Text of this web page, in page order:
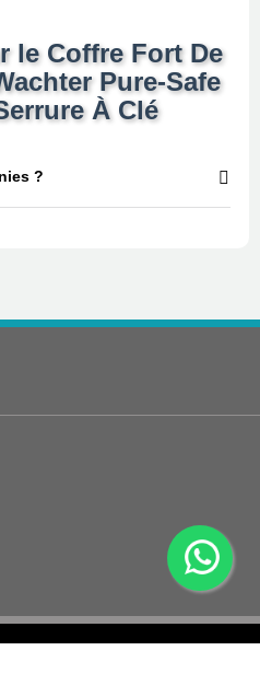
le Coffre Fort De
Pure-Safe
À Clé
?